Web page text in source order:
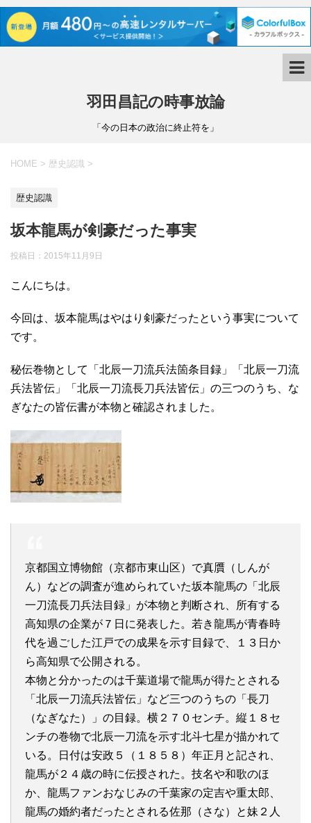
羽田昌記の時事放論
「今の日本の政治に終止符を」
HOME > 歴史認識 >
歴史認識
坂本龍馬が剣豪だった事実
投稿日： 2015年11月9日
こんにちは。
今回は、坂本龍馬はやはり剣豪だったという事実について
です。
秘伝巻物として「北辰一刀流兵法箇条目録」「北辰一刀流
兵法皆伝」「北辰一刀流長刀兵法皆伝」の三つのうち、な
ぎなたの皆伝書が本物と確認されました。
京都国立博物館（京都市東山区）で真贋（しんが
ん）などの調査が進められていた坂本龍馬の「北辰
一刀流長刀兵法目録」が本物と判断され、所有する
高知県の企業が７日に発表した。若き龍馬が青春時
代を過ごした江戸での成果を示す目録で、１３日か
ら高知県で公開される。
本物と分かったのは千葉道場で龍馬が得たとされる
「北辰一刀流兵法皆伝」など三つのうちの「長刀
（なぎなた）」の目録。横２７０センチ。縦１８セ
ンチの巻物で北辰一刀流を示す北斗七星が描かれて
いる。日付は安政５（１８５８）年正月と記され、
龍馬が２４歳の時に伝授された。技名や和歌のほ
か、龍馬ファンおなじみの千葉家の定吉や重太郎、
龍馬の婚約者だったとされる佐那（さな）と妹２人